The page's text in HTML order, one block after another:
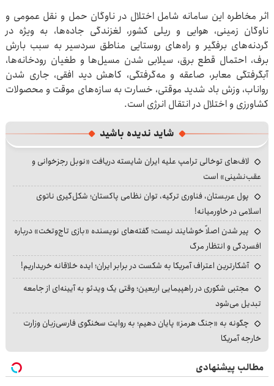
اثر مخاطره این سامانه شامل اختلال در ناوگان حمل و نقل عمومی و
ناوگان زمینی، هوایی و ریلی کشور، لغزندگی جاده‌ها، به ویژه در
گردنه‌های برفگیر و راه‌های روستایی مناطق سردسیر به سبب بارش
برف، احتمال قطع برق، سیلابی شدن مسیل‌ها و طغیان رودخانه‌ها،
آبگرفتگی معابر، صاعقه و مه‌گرفتگی، کاهش دید افقی، جاری شدن
رواناب، وزش باد شدید موقتی، خسارت به سازه‌های موقت و محصولات
کشاورزی و اختلال در انتقال انرژی است.
شاید ندیده باشید
لاف‌های توخالی ترامپ علیه ایران شایسته دریافت «نوبل رجزخوانی و
عقب‌نشینی» است
پول عربستان، فناوری ترکیه، توان نظامی پاکستان؛ شکل‌گیری ناتوی
اسلامی در خاورمیانه!
پیر شدن اصلاً خوشایند نیست؛ گفته‌های نویسنده «بازی تاج‌وتخت» درباره
افسردگی و انتظار مرگ
آشکارترین اعتراف آمریکا به شکست در برابر ایران؛ ایده خلاقانه خریداریم!
مجتبی شکوری در راهپیمایی اربعین؛ وقتی یک ویدئو به آیینه‌ای از جامعه
تبدیل می‌شود
چگونه به «جنگ هرمز» پایان دهیم؛ به روایت سخنگوی فارسی‌زبان وزارت
خارجه آمریکا
مطالب پیشنهادی